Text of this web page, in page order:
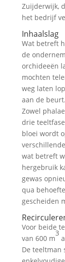
Zuijderwijk,
het bedrijf
Inhaalslag
Wat betreft
de
orchideeën
mochten
weg laten
aan de
Zowel
drie
bloei wordt
wat betreft
hergebruik
gewas
qua
gescheiden
Voor beide
van 600 m
3
De teeltman